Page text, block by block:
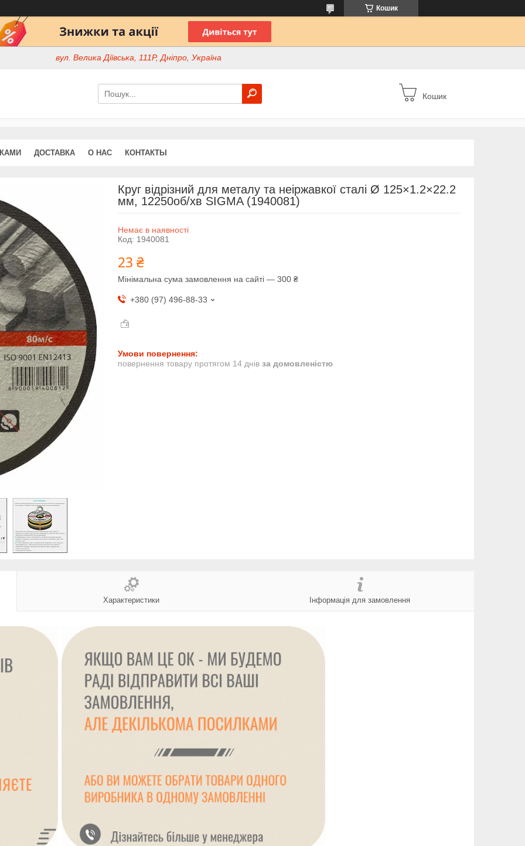
Кошик
вул. Велика Діївська, 111Р, Дніпро, Україна
Кошик
ДОСТАВКА О НАС КОНТАКТЫ
Круг відрізний для металу та неіржавкої сталі Ø 125×1.2×22.2
мм, 12250об/хв SIGMA (1940081)
Немає в наявності
Код: 1940081
23 ₴
Мінімальна сума замовлення на сайті — 300 ₴
+380 (97) 496-88-33
повернення товару протягом 14 днів за домовленістю
Характеристики Інформація для замовлення